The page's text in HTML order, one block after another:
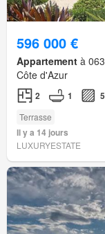
596 000 €
Appartement à
Côte d'Azur
2 1
Terrasse
Il y a 14 jours
LUXURYESTATE